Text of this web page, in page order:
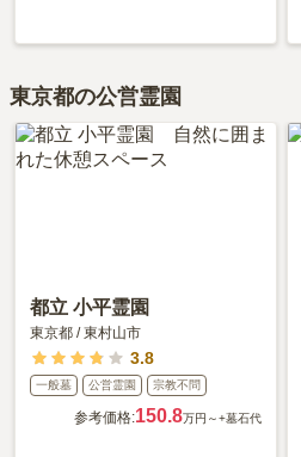
東京都の公営霊園
都立 小平霊園
東京都 /東村山市
3.8
一般墓 公営霊園 宗教不問
参考価格:150.8万円～+墓石代